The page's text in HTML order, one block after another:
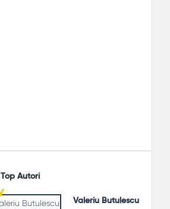
Top Autori
Valeriu Butulescu